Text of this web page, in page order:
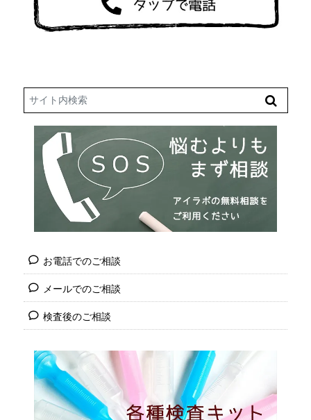
Search
お電話でのご相談
メールでのご相談
検査後のご相談